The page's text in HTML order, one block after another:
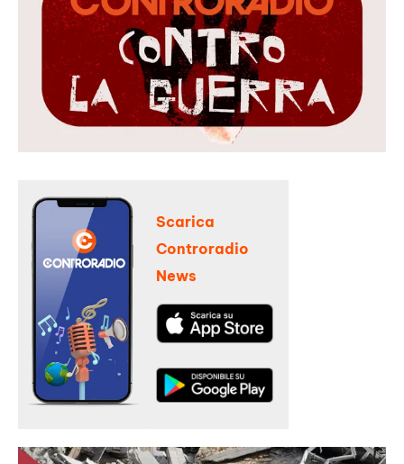
Scarica
Controradio
News